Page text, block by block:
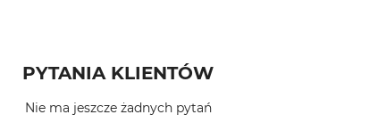
PYTANIA KLIENTÓW
Nie ma jeszcze żadnych pytań